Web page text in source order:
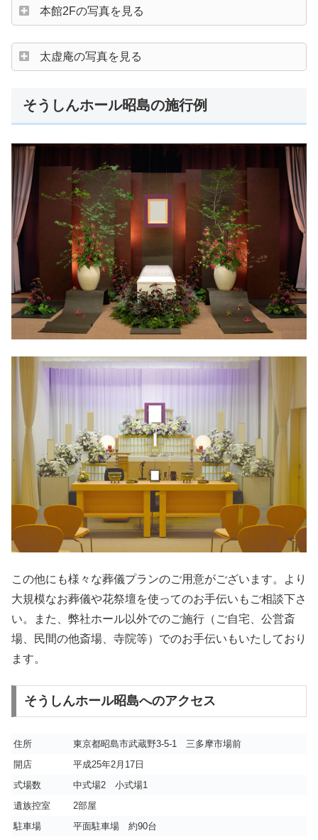
本館2Fの写真を見る
太虚庵の写真を見る
そうしんホール昭島の施行例
この他にも様々な葬儀プランのご用意がございます。より
大規模なお葬儀や花祭壇を使ってのお手伝いもご相談下さ
い。また、弊社ホール以外でのご施行（ご自宅、公営斎
場、民間の他斎場、寺院等）でのお手伝いもいたしており
ます。
そうしんホール昭島へのアクセス
住所
東京都昭島市武蔵野3-5-1 三多摩市場前
開店
平成25年2月17日
式場数
中式場2 小式場1
遺族控室
2部屋
駐車場
平面駐車場 約90台